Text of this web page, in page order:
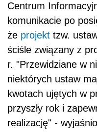
Centrum
komunikacie po
że projekt tzw.
ściśle związany z
r. "Przewidziane w
niektórych ustaw
kwotach ujętych w
przyszły rok i
realizację" -